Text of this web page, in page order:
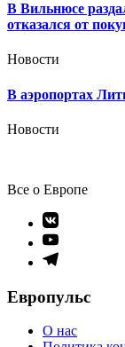
В Вильнюсе
отказался от
Новости
В аэропортах
Новости
Все о Европе
Элемент
меню
Элемент
меню
Элемент
Европульс
О нас